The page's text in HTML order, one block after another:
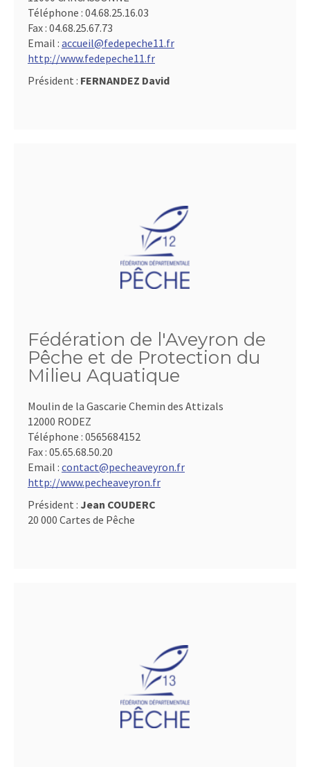
Téléphone : 04.68.25.16.03
Fax : 04.68.25.67.73
Email : accueil@fedepeche11.fr
http://www.fedepeche11.fr
Président : FERNANDEZ David
Fédération de l'Aveyron de
Pêche et de Protection du
Milieu Aquatique
Moulin de la Gascarie Chemin des Attizals
12000 RODEZ
Téléphone : 0565684152
Fax : 05.65.68.50.20
Email : contact@pecheaveyron.fr
http://www.pecheaveyron.fr
Président : Jean COUDERC
20 000 Cartes de Pêche